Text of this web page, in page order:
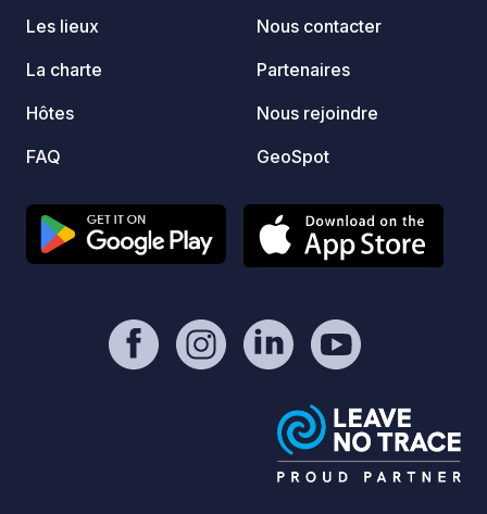
Les lieux
La charte
Hôtes
FAQ
Nous contacter
Partenaires
Nous rejoindre
GeoSpot